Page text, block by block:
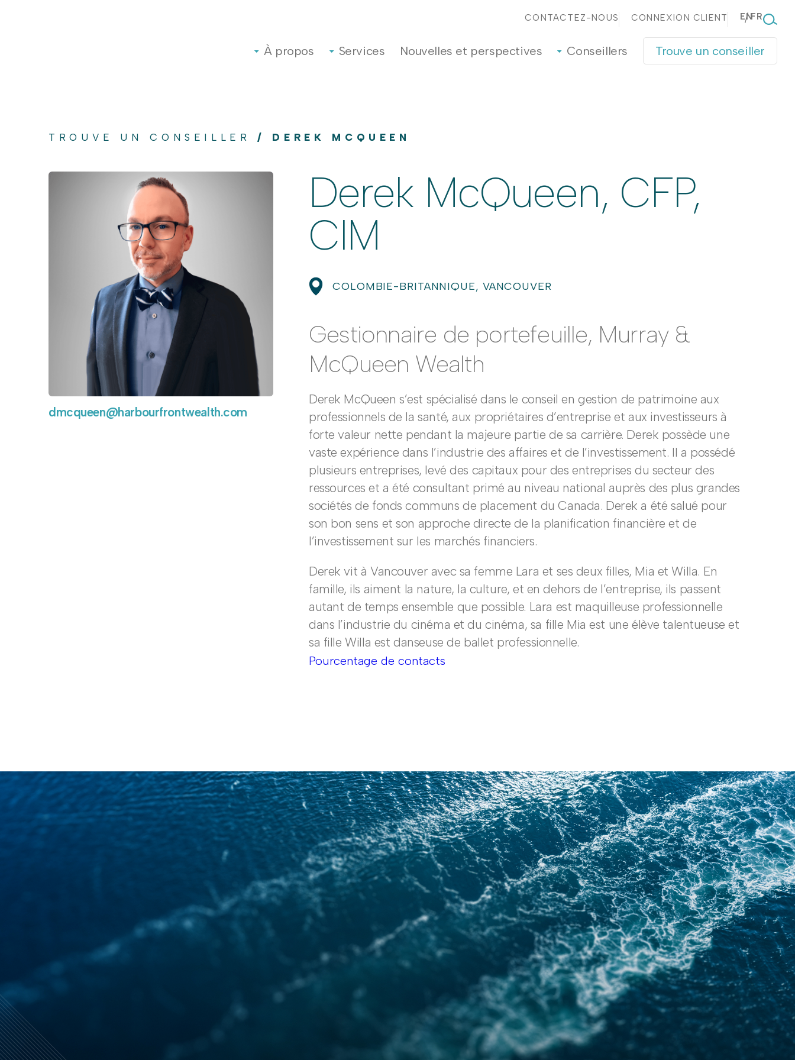
À propos Services Nouvelles et perspectives Conseillers Trouve un conseiller
ENFR
CONTACTEZ-NOUS CONNEXION CLIENT
TROUVE UN CONSEILLER/ DEREK MCQUEEN
dmcqueen@harbourfrontwealth.com
Derek McQueen, CFP,
CIM
COLOMBIE-BRITANNIQUE, VANCOUVER
Gestionnaire de portefeuille, Murray &
McQueen Wealth
Derek McQueen s’est spécialisé dans le conseil en gestion de patrimoine aux
professionnels de la santé, aux propriétaires d’entreprise et aux investisseurs à
forte valeur nette pendant la majeure partie de sa carrière. Derek possède une
vaste expérience dans l’industrie des affaires et de l’investissement. Il a possédé
plusieurs entreprises, levé des capitaux pour des entreprises du secteur des
ressources et a été consultant primé au niveau national auprès des plus grandes
sociétés de fonds communs de placement du Canada. Derek a été salué pour
son bon sens et son approche directe de la planification financière et de
l’investissement sur les marchés financiers.
Derek vit à Vancouver avec sa femme Lara et ses deux filles, Mia et Willa. En
famille, ils aiment la nature, la culture, et en dehors de l’entreprise, ils passent
autant de temps ensemble que possible. Lara est maquilleuse professionnelle
dans l’industrie du cinéma et du cinéma, sa fille Mia est une élève talentueuse et
sa fille Willa est danseuse de ballet professionnelle.
Pourcentage de contacts